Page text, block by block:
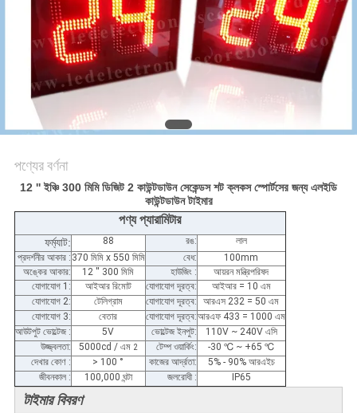
PRIVACY
POLICY
পণ্যের বর্ণনা
12 '' ইঞ্চি 300 মিমি ডিজিট 2 কাউন্টডাউন সেকেন্ডস শট ক্লকস স্পোর্টসের জন্য এলইডি
কাউন্টডাউন টাইমার
পণ্য প্যারামিটার
ফর্ম্যাট: 88 রঙ:
লাল
প্রদর্শনীর আকার : 370 মিমি x 550 মিমি বেধ:
100mm
অঙ্কের আকার:
12 '' 300 মিমি হাউজিং :
আয়রন মন্ত্রিপরিষদ
যোগাযোগ 1:
আইআর রিমোট যোগাযোগ দূরত্ব:
আইআর = 10 এম
যোগাযোগ 2:
টেলিগ্রাম যোগাযোগ দূরত্ব:
আরএস 232 = 50 এম
যোগাযোগ 3:
বেতার যোগাযোগ দূরত্ব:আরএফ 433 = 1000 এম
আউটপুট ভোল্টেজ :
5V ভোল্টেজ ইনপুট:
110V ~ 240V এসি
উজ্জ্বলতা:
5000cd / এম 2 টেম্প ওয়ার্কিং: -30℃ ~ +65℃
দেখার কোণ :
> 100 ° কাজের আর্দ্রতা:
5% - 90% আরএইচ
জীবনকাল :
100,000 ঘন্টা জলরোধী : IP65
টাইমার বিবরণ